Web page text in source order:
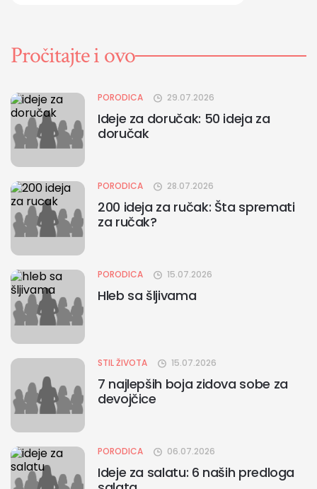
Pročitajte i ovo
PORODICA 29.07.2026
Ideje za doručak: 50 ideja za
doručak
PORODICA 28.07.2026
200 ideja za ručak: Šta spremati
za ručak?
PORODICA 15.07.2026
Hleb sa šljivama
STIL ŽIVOTA 15.07.2026
7 najlepših boja zidova sobe za
devojčice
PORODICA 06.07.2026
Ideje za salatu: 6 naših predloga